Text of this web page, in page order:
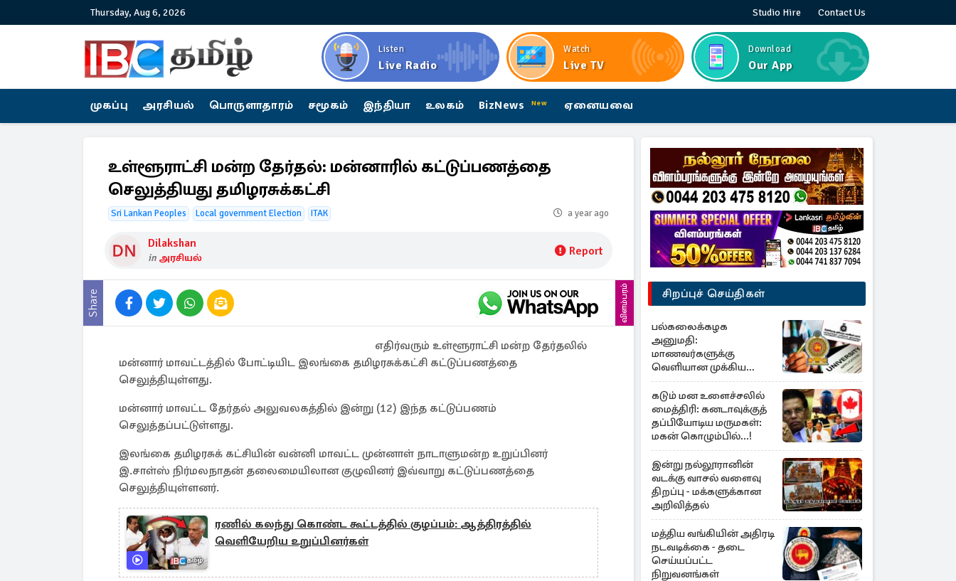
Thursday, Aug 6, 2026 Studio Hire Contact Us
Listen
Live Radio
Watch
Live TV
Download
Our App
முகப்பு அரசியல் பொருளாதாரம் சமூகம் இந்தியா உலகம் BizNews New ஏனையவை
உள்ளூராட்சி மன்ற தேர்தல்: மன்னாரில் கட்டுப்பணத்தை
செலுத்தியது தமிழரசுக்கட்சி
Sri Lankan Peoples Local government Election ITAK a year ago
Dilakshan
in அரசியல் Report
Share விளம்பரம்
எதிர்வரும் உள்ளூராட்சி மன்ற தேர்தலில்
மன்னார் மாவட்டத்தில் போட்டியிட இலங்கை தமிழரசுக்கட்சி கட்டுப்பணத்தை
செலுத்தியுள்ளது.
மன்னார் மாவட்ட தேர்தல் அலுவலகத்தில் இன்று (12) இந்த கட்டுப்பணம்
செலுத்தப்பட்டுள்ளது.
இலங்கை தமிழரசுக் கட்சியின் வன்னி மாவட்ட முன்னாள் நாடாளுமன்ற உறுப்பினர்
இ.சாள்ஸ் நிர்மலநாதன் தலைமையிலான குழுவினர் இவ்வாறு கட்டுப்பணத்தை
செலுத்தியுள்ளனர்.
ரணில் கலந்து கொண்ட கூட்டத்தில் குழப்பம்: ஆத்திரத்தில்
வெளியேறிய உறுப்பினர்கள்
சிறப்புச் செய்திகள்
பல்கலைக்கழக
அனுமதி:
மாணவர்களுக்கு
வெளியான முக்கிய
அறிவிப்பு
கடும் மன உளைச்சலில்
மைத்திரி: கனடாவுக்குத்
தப்பியோடிய மருமகள்:
மகன் கொழும்பில்...!
இன்று நல்லூரானின்
வடக்கு வாசல் வளைவு
திறப்பு - மக்களுக்கான
அறிவித்தல்
மத்திய வங்கியின் அதிரடி
நடவடிக்கை - தடை
செய்யப்பட்ட
நிறுவனங்கள்